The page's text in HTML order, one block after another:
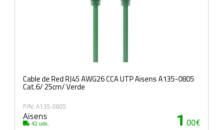
Cable de Red RJ45 AWG26 CCA UTP Aisens A135-0805
Cat.6/ 25cm/ Verde
P/N: A135-0805
Aisens
42 uds. 1 .00€